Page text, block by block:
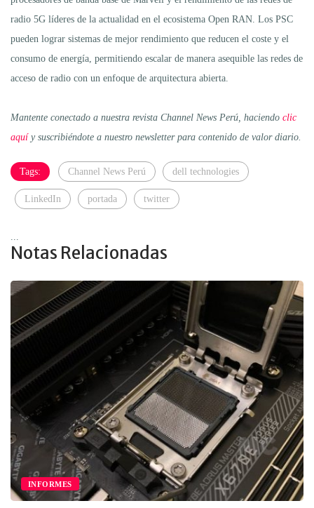
radio 5G líderes de la actualidad en el ecosistema Open RAN. Los PSC
pueden lograr sistemas de mejor rendimiento que reducen el coste y el
consumo de energía, permitiendo escalar de manera asequible las redes de
acceso de radio con un enfoque de arquitectura abierta.
Mantente conectado a nuestra revista Channel News Perú, haciendo clic
aquíy suscribiéndote a nuestro newsletter para contenido de valor diario.
Tags: Channel News Perú dell technologies
LinkedIn portada twitter
Notas Relacionadas
INFORMES